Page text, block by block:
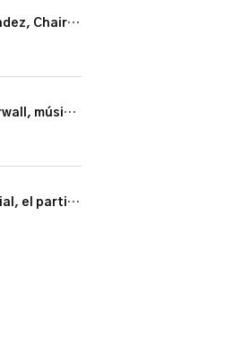
Especiales: Luis Fernández, Chairman de NBCUniversal Telemundo Enterprises
ReloAd: El caso Wonderwall, música, cultura y conexión
ReloAd: Marcas y Mundial, el partido por la atención